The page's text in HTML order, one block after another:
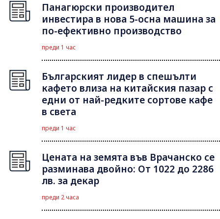
Панагюрски производител
инвестира в нова 5-осна машина за
по-ефективно производство
преди 1 час
Българският лидер в спешълти
кафето влиза на китайския пазар с
едни от най-редките сортове кафе
в света
преди 1 час
Цената на земята във Врачанско се
разминава двойно: От 1022 до 2286
лв. за декар
преди 2 часа